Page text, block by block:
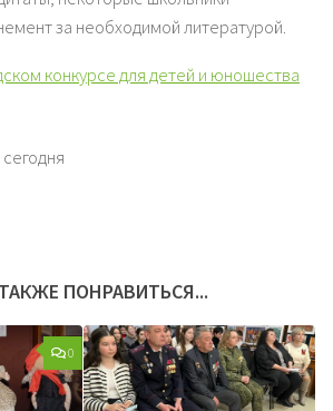
за необходимой литературой.
конкурсе для детей и юношества
сегодня
ПОНРАВИТЬСЯ...
0